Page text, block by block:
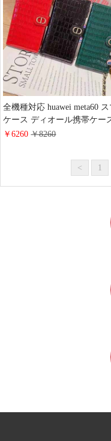
スマホカバー 手帳型 メン
ネス風 全機種対応
全機種対応 huawei meta60
ケース ディオール携帯ケー
ジネス風アイフォーン
Mate60 Pro+ケース 上品 ギ
￥6260￥8260
< 1